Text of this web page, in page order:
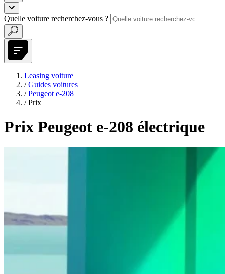
Quelle voiture recherchez-vous ?
Leasing voiture
/ Guides voitures
/ Peugeot e-208
/ Prix
Prix Peugeot e-208 électrique